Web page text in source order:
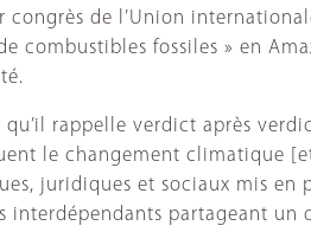
de l’Union
combustibles fossiles » en
rappelle verdict après
le changement climatique
juridiques et sociaux mis en
partageant